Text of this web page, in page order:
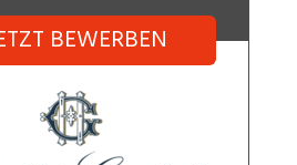
Rettung, Polizei, Zoll
BEWERBEN